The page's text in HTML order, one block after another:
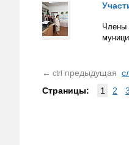
Члены
← ctrl предыдущая
Страницы:
1 2 3